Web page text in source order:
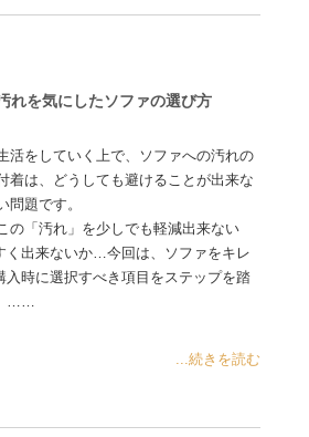
れを気にしたソファの選び方
活をしていく上で、ソファへの汚れの
着は、どうしても避けることが出来な
問題です。
この「汚れ」を少しでも軽減出来ない
く出来ないか…今回は、ソファをキレ
入時に選択すべき項目をステップを踏
……
...続きを読む